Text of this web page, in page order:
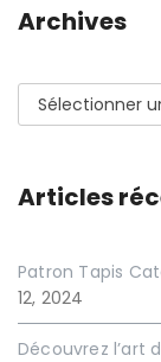
Archives
Archives
Articles
Patron Tapis
12, 2024
Découvrez l’art